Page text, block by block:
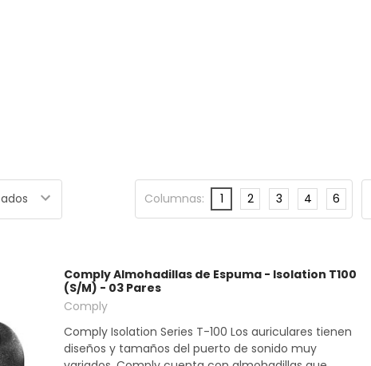
Columnas: 1 2 3 4 6
Comply Almohadillas de Espuma - Isolation T100
(S/M) - 03 Pares
Comply
Comply Isolation Series T-100 Los auriculares tienen
diseños y tamaños del puerto de sonido muy